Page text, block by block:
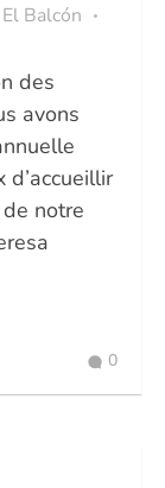
El Balcón
des
avons
notre
0